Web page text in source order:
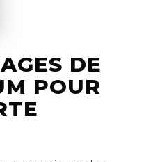
DE
POUR